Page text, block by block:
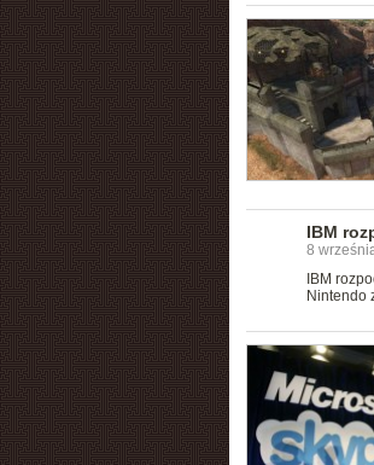
IBM
8
IBM
Nintendo